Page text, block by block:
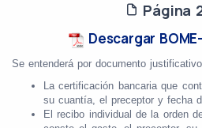
Página
Descargar
Se entenderá por documento
La certificación bancaria que
su cuantía, el preceptor y fecha
El recibo individual de la orden